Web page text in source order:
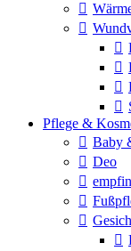
Pflege &
Baby
Deo